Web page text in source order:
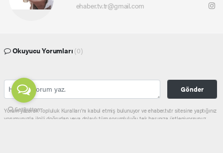
ehaber.tv.tr@gmail.com
Okuyucu Yorumları (0)
Gönder
Yorum yazarak Topluluk Kuralları’nı kabul etmiş bulunuyor ve ehaber.tv.tr sitesine yaptığınız
yorumunuzla ilgili doğrudan veya dolaylı tüm sorumluluğu tek başınıza üstleniyorsunuz.